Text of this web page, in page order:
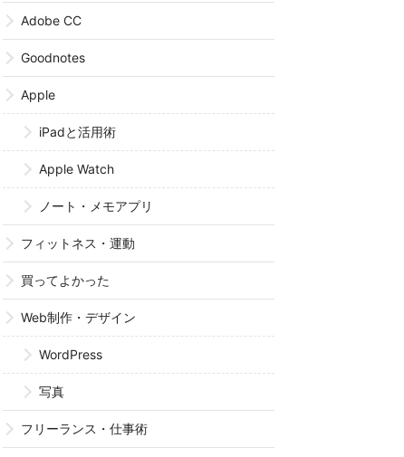
Adobe CC
Goodnotes
Apple
iPadと活用術
Apple Watch
ノート・メモアプリ
フィットネス・運動
買ってよかった
Web制作・デザイン
WordPress
写真
フリーランス・仕事術